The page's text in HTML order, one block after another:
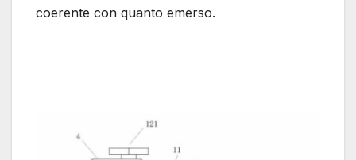
coerente con quanto emerso.